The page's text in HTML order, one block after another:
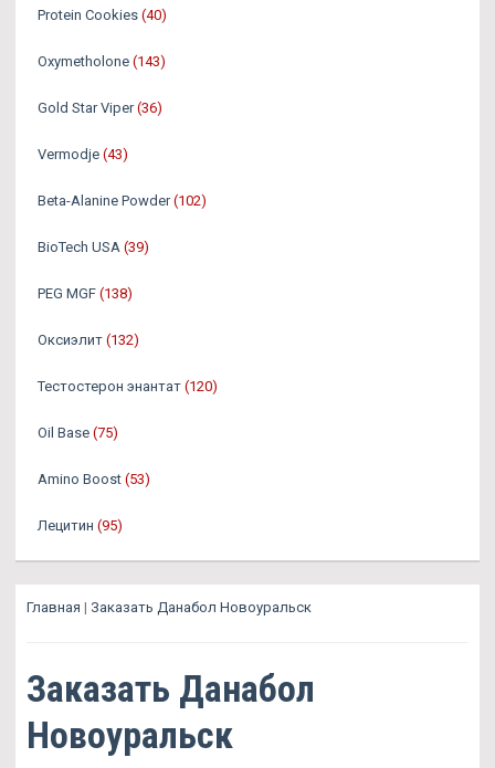
Protein Cookies (40)
Oxymetholone (143)
Gold Star Viper (36)
Vermodje (43)
Beta-Alanine Powder (102)
BioTech USA (39)
PEG MGF (138)
Оксиэлит (132)
Тестостерон энантат (120)
Oil Base (75)
Amino Boost (53)
Лецитин (95)
Главная | Заказать Данабол Новоуральск
Заказать Данабол
Новоуральск